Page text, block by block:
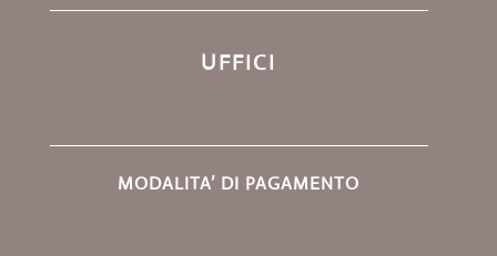
UFFICI
MODALITA’ DI PAGAMENTO